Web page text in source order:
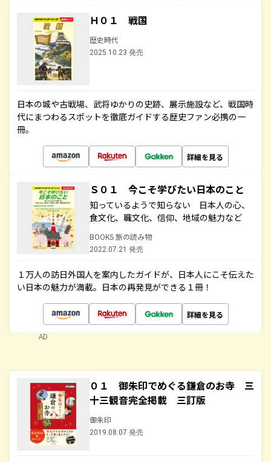
Ｈ０１ 戦国
歴史時代
2025.10.23 発売
日本の城や古戦場、武将ゆかりの史跡、展示施設など、戦国時
代にまつわるスポットを徹底ガイドする歴史ファン必携の一
冊。
詳細を見る
Ｓ０１ 今こそ学びたい日本のこと
知っているようで知らない 日本人の心、
食文化、職文化、信仰、地域の魅力など
BOOKS 旅の読み物
2022.07.21 発売
１万人の訪日外国人を案内したガイドが、日本人にこそ伝えた
い日本の魅力が満載。日本の再発見ができる１冊！
詳細を見る
AD
０１ 御朱印でめぐる鎌倉のお寺 三
十三観音完全掲載 三訂版
御朱印
2019.08.07 発売